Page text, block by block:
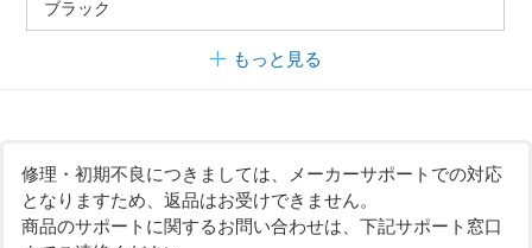
ブラック
もっと見る
修理・初期不良につきましては、メーカーサポートでの対応
となりますため、返品はお受けできません。
商品のサポートに関するお問い合わせは、下記サポート窓口